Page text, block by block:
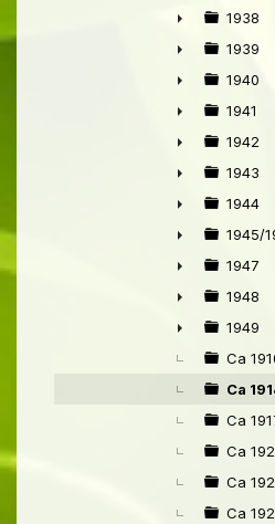
►
►
1938
►
1939
►
1940
►
1941
►
1942
►
1943
►
1944
►
1945/
►
1947
►
1948
►
1949
Ca
Ca
Ca
Ca
Ca
Ca